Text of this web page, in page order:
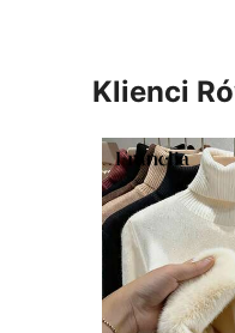
Klienci